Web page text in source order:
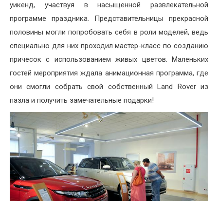
уикенд, участвуя в насыщенной развлекательной
программе праздника. Представительницы прекрасной
половины могли попробовать себя в роли моделей, ведь
специально для них проходил мастер-класс по созданию
причесок с использованием живых цветов. Маленьких
гостей мероприятия ждала анимационная программа, где
они смогли собрать свой собственный Land Rover из
пазла и получить замечательные подарки!